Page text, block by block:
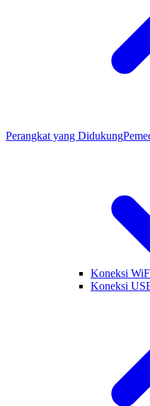
Koneksi
Koneksi
Perangkat yang Didukung